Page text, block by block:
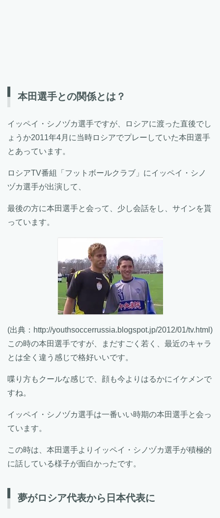
本田選手との関係とは？
イッペイ・シノヅカ選手ですが、ロシアに渡った直後でし
ょうか2011年4月に当時ロシアでプレーしていた本田選手
とあっています。
ロシアTV番組「フットボールクラブ」にイッペイ・シノ
ヅカ選手が出演して、
最後の方に本田選手と会って、少し会話をし、サインを貰
っています。
(出典：http://youthsoccerrussia.blogspot.jp/2012/01/tv.html)
この時の本田選手ですが、まだすごく若く、最近のキャラ
とは全く違う感じで格好いいです。
喋り方もクールな感じで、顔も今よりはるかにイケメンで
すね。
イッペイ・シノヅカ選手は一番いい時期の本田選手と会っ
ています。
この時は、本田選手よりイッペイ・シノヅカ選手が積極的
に話している様子が面白かったです。
夢がロシア代表から日本代表に